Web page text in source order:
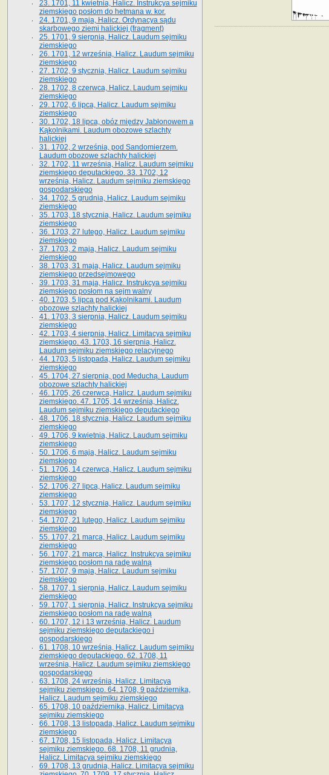
23. 1701, 11 kwietnia, Halicz. Instrukcya sejmiku
ziemskiego posłom do hetmana w. kor.
24. 1701, 9 maja, Halicz. Ordynacya sądu
skarbowego ziemi halickiej (fragment)
25. 1701, 9 sierpnia, Halicz. Laudum sejmiku
ziemskiego
26. 1701, 12 września, Halicz. Laudum sejmiku
ziemskiego
27. 1702, 9 stycznia, Halicz. Laudum sejmiku
ziemskiego
28. 1702, 8 czerwca, Halicz. Laudum sejmiku
ziemskiego
29. 1702, 6 lipca, Halicz. Laudum sejmiku
ziemskiego
30. 1702, 18 lipca, obóz między Jabłonowem a
Kąkolnikami. Laudum obozowe szlachty
halickiej
31. 1702, 2 września, pod Sandomierzem.
Laudum obozowe szlachty halickiej
32. 1702, 11 września, Halicz. Laudum sejmiku
ziemskiego deputackiego. 33. 1702, 12
września, Halicz. Laudum sejmiku ziemskiego
gospodarskiego
34. 1702, 5 grudnia, Halicz. Laudum sejmiku
ziemskiego
35. 1703, 18 stycznia, Halicz. Laudum sejmiku
ziemskiego
36. 1703, 27 lutego, Halicz. Laudum sejmiku
ziemskiego
37. 1703, 2 maja, Halicz. Laudum sejmiku
ziemskiego
38. 1703, 31 maja, Halicz. Laudum sejmiku
ziemskiego przedsejmowego
39. 1703, 31 maja, Halicz. Instrukcya sejmiku
ziemskiego posłom na sejm walny
40. 1703, 5 lipca pod Kąkolnikami. Laudum
obozowe szlachty halickiej
41­. 1703, 3 sierpnia, Halicz. Laudum sejmiku
ziemskiego
42. 1703, 4 sierpnia, Halicz. Limitacya sejmiku
ziemskiego. 43. 1703, 16 sierpnia, Halicz.
Laudum sejmiku ziemskiego relacyjnego
44. 1703, 5 listopada, Halicz. Laudum sejmiku
ziemskiego
45. 1704, 27 sierpnia, pod Meduchą. Laudum
obozowe szlachty halickiej
46. 1705, 26 czerwca, Halicz. Laudum sejmiku
ziemskiego. 47. 1705, 14 września, Halicz.
Laudum sejmiku ziemskiego deputackiego
48. 1706, 18 stycznia, Halicz. Laudum sejmiku
ziemskiego
49. 1706, 9 kwietnia, Halicz. Laudum sejmiku
ziemskiego
50. 1706, 6 maja, Halicz. Laudum sejmiku
ziemskiego
51. 1706, 14 czerwca, Halicz. Laudum sejmiku
ziemskiego
52. 1706, 27 lipca, Halicz. Laudum sejmiku
ziemskiego
53. 1707, 12 stycznia, Halicz. Laudum sejmiku
ziemskiego
54. 1707, 21 lutego, Halicz. Laudum sejmiku
ziemskiego
55. 1707, 21 marca, Halicz. Laudum sejmiku
ziemskiego
56. 1707, 21 marca, Halicz. Instrukcya sejmiku
ziemskiego posłom na radę walną
57. 1707, 9 maja, Halicz. Laudum sejmiku
ziemskiego
58. 1707, 1 sierpnia, Halicz. Laudum sejmiku
ziemskiego
59. 1707, 1 sierpnia, Halicz. Instrukcya sejmiku
ziemskiego posłom na radę walną
60. 1707, 12 i 13 września, Halicz. Laudum
sejmiku ziemskiego deputackiego i
gospodarskiego
61. 1708, 10 września, Halicz. Laudum sejmiku
ziemskiego deputackiego. 62. 1708, 11
września, Halicz. Laudum sejmiku ziemskiego
gospodarskiego
63. 1708, 24 września, Halicz. Limitacya
sejmiku ziemskiego. 64. 1708, 9 października,
Halicz. Laudum sejmiku ziemskiego
65­. 1708, 10 października, Halicz. Limitacya
sejmiku ziemskiego
66. 1708, 13 listopada, Halicz. Laudum sejmiku
ziemskiego
67. 1708, 15 listopada, Halicz. Limitacya
sejmiku ziemskiego. 68. 1708, 11 grudnia,
Halicz. Limitacya sejmiku ziemskiego
69. 1708, 13 grudnia, Halicz. Limitacya sejmiku